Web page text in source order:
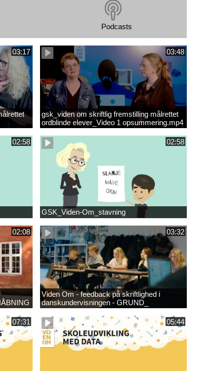
Podcasts
03:17 03:48
gsk_viden om skriftlig fremstilling målrettet
ordblinde elever_Video 1 opsummering.mp4
02:58 02:58
GSK_Viden-Om_stavning
02:08 03:32
Viden Om - feedback på skriftlighed i
danskundervisningen - GRUND_
07:31 05:44